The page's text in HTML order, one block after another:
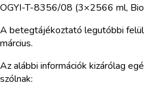
OGYI-T-8356/08 (3×2566 ml,
A betegtájékoztató legutóbbi
március.
Az alábbi információk kizárólag
szólnak: